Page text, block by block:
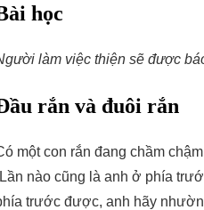
học
làm việc thiện sẽ được
rắn và đuôi rắn
một con rắn đang chầm
nào cũng là anh ở phía
trước được, anh hãy